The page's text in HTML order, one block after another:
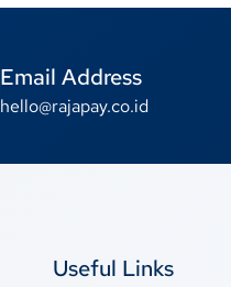
Email Address
hello@rajapay.co.id
Useful Links